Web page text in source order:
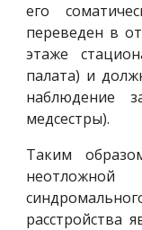
его
переведен в
этаже
палата) и
наблюдение
медсестры).
Таким
расстройства